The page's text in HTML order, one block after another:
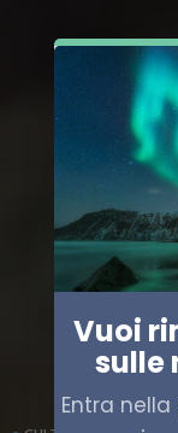
Vuoi
sulle
Entra